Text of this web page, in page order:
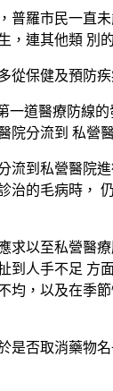
羅市民一直
連其他類 別
保健及預防
道醫療防線
院分流到 私營
到私營醫院
的毛病時，
以至私營
人手不足
，以及在季
否取消藥